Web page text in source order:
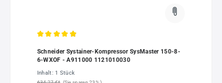
Schneider Systainer-Kompressor SysMaster 150-8-
6-WXOF - A911000 1121010030
Inhalt: 1 Stück